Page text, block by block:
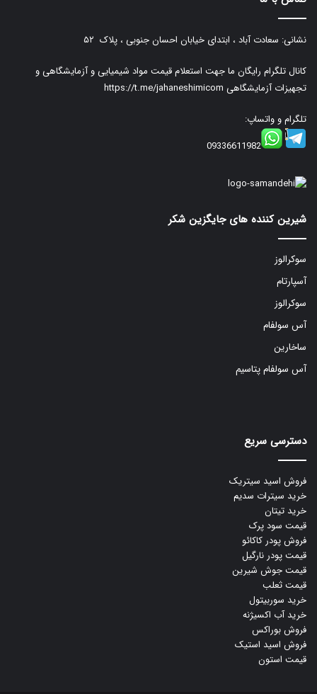
نشانی: سعادت آباد ، ابتدای خیابان احسان جنوبی ، پلاک ۵۲
کانال تلگرام رایگان ما جهت استعلام قیمت مواد شیمیایی و آزمایشگاهی و
تجهیزات آزمایشگاهی https://t.me/jahaneshimicom
تلگرام و واتساپ:
09336611982
شیرین کننده های جایگزین شکر
سوکرالوز
آسپارتام
سوکرالوز
آس سولفام
ساخارین
آس سولفام پتاسیم
دسترسی سریع
فروش اسید سیتریک
خرید سیترات سدیم
خرید تیتان
قیمت سود پرک
فروش پودر کاکائو
قیمت پودر نارگیل
قیمت جوش شیرین
قیمت ثعلب
خرید سوربیتول
خرید آب اکسیژنه
فروش بوراکس
فروش اسید استیک
قیمت استون